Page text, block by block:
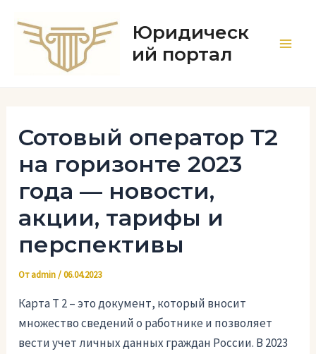
содержимому
Юридическ
ий портал
Сотовый оператор Т2
на горизонте 2023
года — новости,
акции, тарифы и
перспективы
Отadmin/06.04.2023
Карта Т 2 – это документ, который вносит
множество сведений о работнике и позволяет
вести учет личных данных граждан России. В 2023